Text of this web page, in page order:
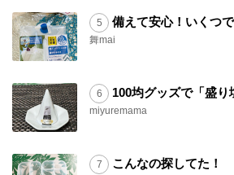
備えて安心！いくつ
舞mai
100均グッズで「盛
miyuremama
こんなの探してた！